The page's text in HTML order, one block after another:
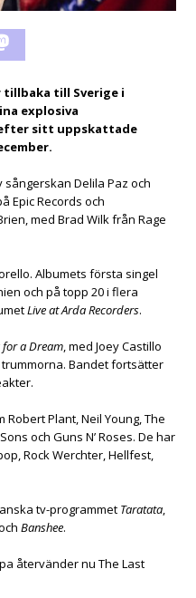
tillbaka till Sverige i
explosiva
sitt uppskattade
sångerskan Delila Paz och
Epic Records och
med Brad Wilk från Rage
Albumets första singel
och på topp 20 i flera
Live at Arda Recorders.
for a Dream, med Joey Castillo
trummorna. Bandet fortsätter
Plant, Neil Young, The
och Guns N’ Roses. De har
Rock Werchter, Hellfest,
tv-programmet Taratata,
Banshee.
återvänder nu The Last